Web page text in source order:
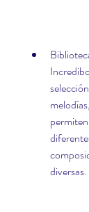
diversas.